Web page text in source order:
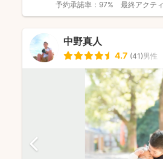
予約承諾率： 97% 最終アクテ
中野真人
4.7 (41)男性